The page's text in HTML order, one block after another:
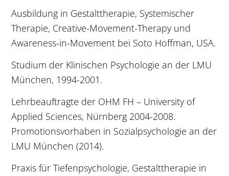
Ausbildung in Gestalttherapie, Systemischer
Therapie, Creative-Movement-Therapy und
Awareness-in-Movement bei Soto Hoffman, USA.
Studium der Klinischen Psychologie an der LMU
München, 1994-2001.
Lehrbeauftragte der OHM FH – University of
Applied Sciences, Nürnberg 2004-2008.
Promotionsvorhaben in Sozialpsychologie an der
LMU München (2014).
Praxis für Tiefenpsychologie, Gestalttherapie in